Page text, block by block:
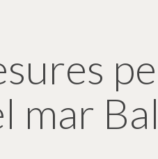
mar